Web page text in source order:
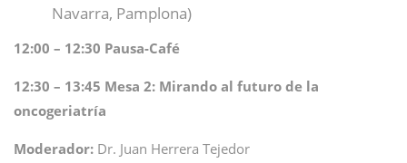
Navarra, Pamplona)
12:00 – 12:30 Pausa-Café
12:30 – 13:45 Mesa 2: Mirando al futuro de la
oncogeriatría
Moderador: Dr. Juan Herrera Tejedor